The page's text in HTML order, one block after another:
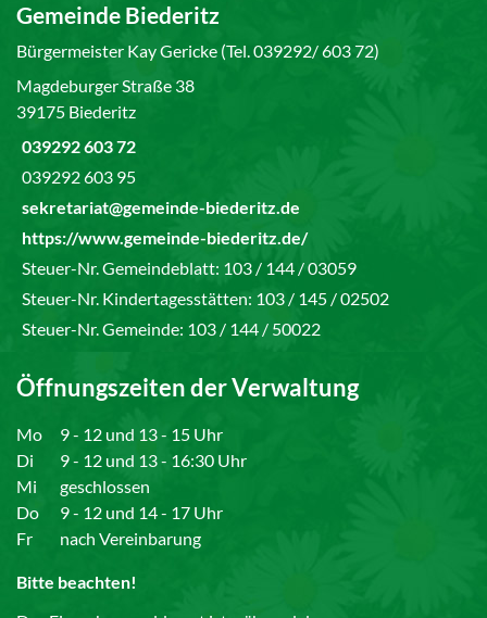
Gemeinde Biederitz
Bürgermeister Kay Gericke (Tel. 039292/ 603 72)
Magdeburger Straße 38
39175 Biederitz
039292 603 72
039292 603 95
sekretariat@gemeinde-biederitz.de
https://www.gemeinde-biederitz.de/
Steuer-Nr. Gemeindeblatt: 103 / 144 / 03059
Steuer-Nr. Kindertagesstätten: 103 / 145 / 02502
Steuer-Nr. Gemeinde: 103 / 144 / 50022
Öffnungszeiten der Verwaltung
Mo
9 - 12 und 13 - 15 Uhr
Di
9 - 12 und 13 - 16:30 Uhr
Mi
geschlossen
Do
9 - 12 und 14 - 17 Uhr
Fr
nach Vereinbarung
Bitte beachten!